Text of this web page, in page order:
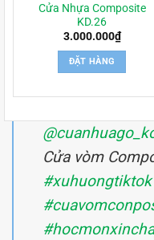
Cửa Nhựa Composite
KD.26
3.000.000₫
ĐẶT HÀNG
Cửa vòm
#xuhuongtiktok